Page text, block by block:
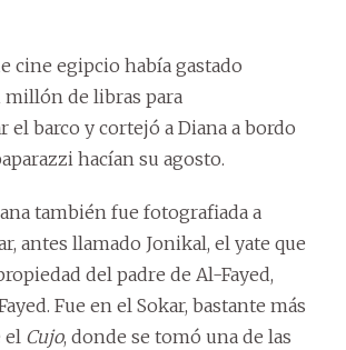
cine egipcio había gastado
millón de libras para
el barco y cortejó a Diana a bordo
hacían su agosto.
también fue fotografiada a
antes llamado Jonikal, el yate que
del padre de Al-Fayed,
Fue en el Sokar, bastante más
el Cujo, donde se tomó una de las